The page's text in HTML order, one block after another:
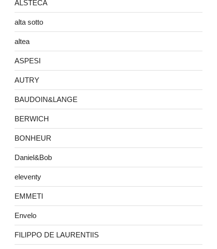
ALSTECA
alta sotto
altea
ASPESI
AUTRY
BAUDOIN&LANGE
BERWICH
BONHEUR
Daniel&Bob
eleventy
EMMETI
Envelo
FILIPPO DE LAURENTIIS